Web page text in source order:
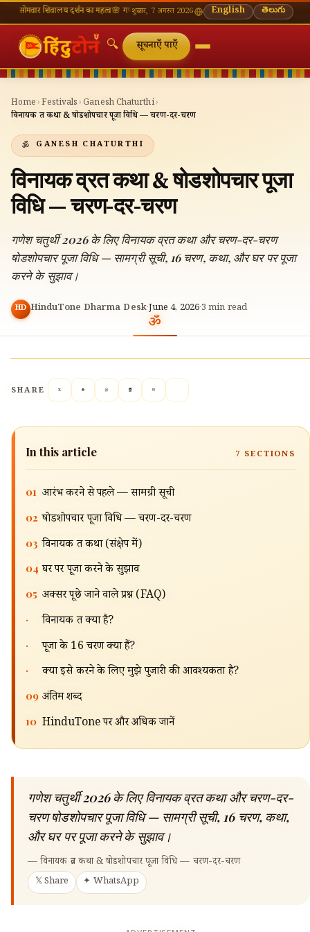
दर्शन का महत्व🌸 गणेश चतुर्थी — भाद्रपद शुक्ल चतुर्थी⛩ काशी विश्वनाथ — आज के दर्शन
शुक्रवार, 7 अगस्त 2026 English తెలుగు
🔍
🔍
सूचनाएँ पाएँ
Home ›Festivals ›Ganesh Chaturthi›
विनायक व्रत कथा & षोडशोपचार पूजा विधि — चरण-दर-चरण
GANESH CHATURTHI
विनायक व्रत कथा & षोडशोपचार पूजा
विधि — चरण-दर-चरण
गणेश चतुर्थी 2026 के लिए विनायक व्रत कथा और चरण-दर-चरण
षोडशोपचार पूजा विधि — सामग्री सूची, 16 चरण, कथा, और घर पर पूजा
करने के सुझाव।
HD HinduTone Dharma Desk·June 4, 2026·3 min read
SHARE
In this article 7 SECTIONS
01 आरंभ करने से पहले — सामग्री सूची
02 षोडशोपचार पूजा विधि — चरण-दर-चरण
03 विनायक व्रत कथा (संक्षेप में)
04 घर पर पूजा करने के सुझाव
05 अक्सर पूछे जाने वाले प्रश्न (FAQ)
· विनायक व्रत क्या है?
· पूजा के 16 चरण क्या हैं?
· क्या इसे करने के लिए मुझे पुजारी की आवश्यकता है?
09 अंतिम शब्द
10 HinduTone पर और अधिक जानें
गणेश चतुर्थी 2026 के लिए विनायक व्रत कथा और चरण-दर-
चरण षोडशोपचार पूजा विधि — सामग्री सूची, 16 चरण, कथा,
और घर पर पूजा करने के सुझाव।
—विनायक व्रत कथा & षोडशोपचार पूजा विधि — चरण-दर-चरण
𝕏 Share ✦ WhatsApp